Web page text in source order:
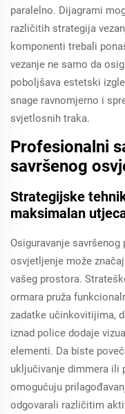
paralelno. Dijagrami
različitih strategija
komponenti trebali
vezanje ne samo da
poboljšava estetski
snage ravnomjerno i
svjetlosnih traka.
Profesionalni
savršenog
Strategijske
maksimalan
Osiguravanje
osvjetljenje može
vašeg prostora.
ormara pruža
zadatke učinkovitijima,
iznad police dodaje
elementi. Da biste
uključivanje dimmera ili
omogućuju
odgovarali različitim